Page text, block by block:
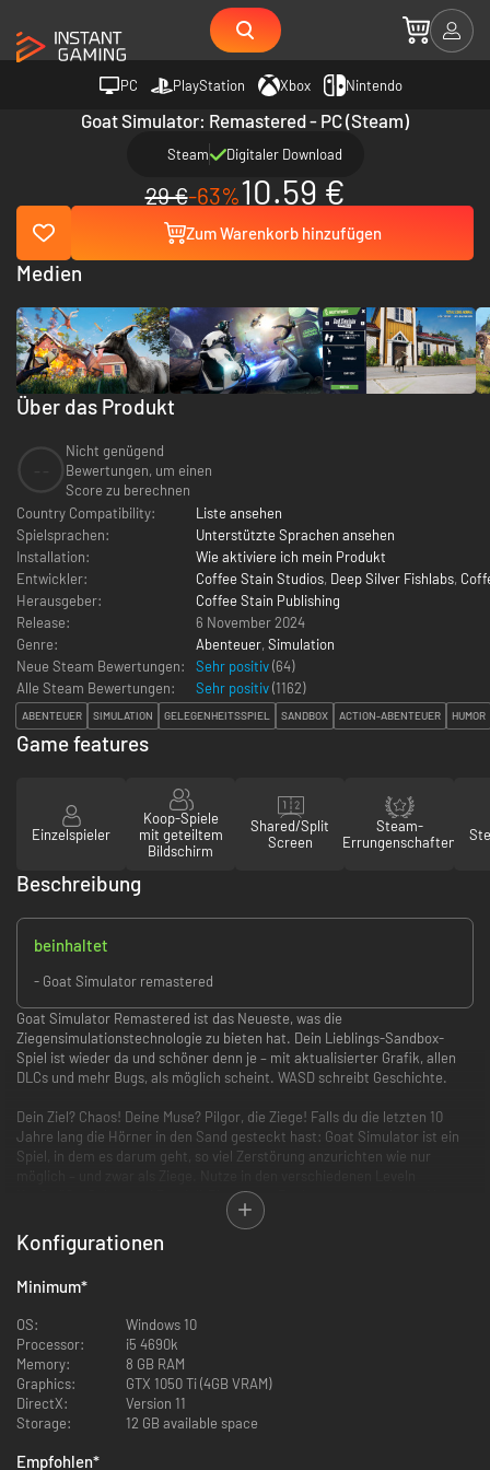
PC PlayStation Xbox Nintendo
Goat Simulator: Remastered - PC (Steam)
Steam Digitaler Download
29 €-63%10.59 €
Zum Warenkorb hinzufügen
Über das Produkt
Nicht genügend
Bewertungen, um einen
Score zu berechnen
Country Compatibility:
Liste ansehen
Spielsprachen:
Unterstützte Sprachen ansehen
Installation:
Wie aktiviere ich mein Produkt
Entwickler:
Coffee Stain Studios, Deep Silver Fishlabs,
Herausgeber:
Coffee Stain Publishing
Release:
6 November 2024
Genre:
Abenteuer, Simulation
Neue Steam Bewertungen:
Sehr positiv(64)
Alle Steam Bewertungen:
Sehr positiv(1162)
ABENTEUER SIMULATION GELEGENHEITSSPIEL SANDBOX ACTION-ABENTEUER HUMOR
Medien
Game features
Einzelspieler
Koop-Spiele
mit geteiltem
Bildschirm
Shared/Split
Screen
Steam-
Errungenschaften
Beschreibung
beinhaltet
- Goat Simulator remastered
Goat Simulator Remastered ist das Neueste, was die
Ziegensimulationstechnologie zu bieten hat. Dein Lieblings-Sandbox-
Spiel ist wieder da und schöner denn je – mit aktualisierter Grafik, allen
DLCs und mehr Bugs, als möglich scheint. WASD schreibt Geschichte.
Dein Ziel? Chaos! Deine Muse? Pilgor, die Ziege! Falls du die letzten 10
Jahre lang die Hörner in den Sand gesteckt hast: Goat Simulator ist ein
Spiel, in dem es darum geht, so viel Zerstörung anzurichten wie nur
Kopfstöße, Saltos und Ragdoll-Physik, um Punkte zu sammeln, und lasse
dir kreative Arten einfallen, um NPCs den Tag zu ruinieren.
Goat Simulator Remastered ist das Remaster, das niemand haben wollte.
mehr: neue und verbesserte Optik, schickere Texturen, hübsche neue
Ziegensimulationstechnologie. Wir haben außerdem die Mutatoren
komplett überarbeitet, damit du aus einem praktischen Menü im Spiel
selbst wählen kannst, welche „Ziege“ du spielen möchtest. Du musst sie
nur zuerst fangen!
Die Remastered-Version enthält alle DLCs der PC-Version sowie einen
Konfigurationen
Minimum*
OS:
Windows 10
Processor:
i5 4690k
Memory:
8 GB RAM
Graphics:
GTX 1050 Ti (4GB VRAM)
DirectX:
Version 11
Storage:
12 GB available space
Empfohlen*